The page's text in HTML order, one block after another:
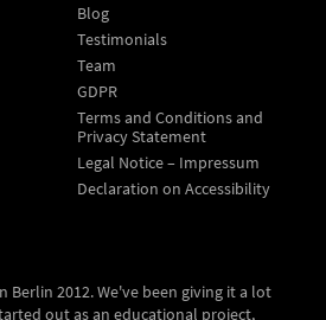
Blog
Testimonials
Team
GDPR
Terms and Conditions and
Privacy Statement
Legal Notice – Impressum
Declaration on Accessibility
2012. We've been giving it a lot
out as an educational project,